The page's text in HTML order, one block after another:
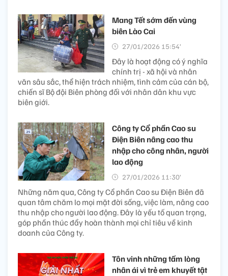
Mang Tết sớm đến vùng
biên Lào Cai
27/01/2026 15:54’
Đây là hoạt động có ý nghĩa
chính trị - xã hội và nhân
văn sâu sắc, thể hiện trách nhiệm, tình cảm của cán bộ,
chiến sĩ Bộ đội Biên phòng đối với nhân dân khu vực
biên giới.
Công ty Cổ phần Cao su
Điện Biên nâng cao thu
nhập cho công nhân, người
lao động
27/01/2026 11:30’
Những năm qua, Công ty Cổ phần Cao su Điện Biên đã
quan tâm chăm lo mọi mặt đời sống, việc làm, nâng cao
thu nhập cho người lao động. Đây là yếu tố quan trọng,
góp phần thúc đẩy hoàn thành mọi chỉ tiêu về kinh
doanh của Công ty.
Tôn vinh những tấm lòng
nhân ái vì trẻ em khuyết tật